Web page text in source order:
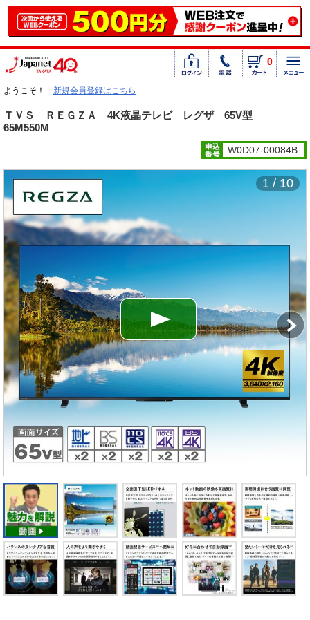
0
ようこそ！ 新規会員登録はこちら
ＴＶＳ ＲＥＧＺＡ 4K液晶テレビ レグザ 65V型
65M550M
W0D07-00084B
1 / 10